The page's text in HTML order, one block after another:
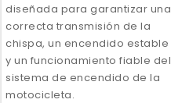
diseñada para garantizar una
correcta transmisión de la
chispa, un encendido estable
y un funcionamiento fiable del
sistema de encendido de la
motocicleta.